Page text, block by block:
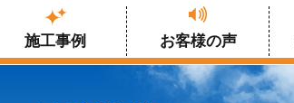
施工事例 お客様の声